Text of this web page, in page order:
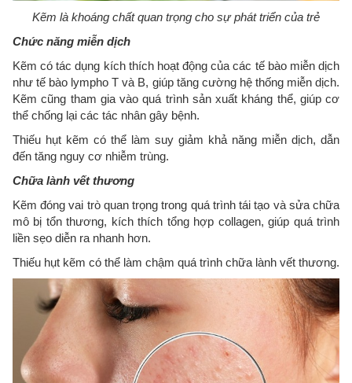
Kẽm là khoáng chất quan trọng cho sự phát triển của trẻ
Chức năng miễn dịch
Kẽm có tác dụng kích thích hoạt động của các tế bào miễn dịch
như tế bào lympho T và B, giúp tăng cường hệ thống miễn dịch.
Kẽm cũng tham gia vào quá trình sản xuất kháng thể, giúp cơ
thể chống lại các tác nhân gây bệnh.
Thiếu hụt kẽm có thể làm suy giảm khả năng miễn dịch, dẫn
đến tăng nguy cơ nhiễm trùng.
Chữa lành vết thương
Kẽm đóng vai trò quan trọng trong quá trình tái tạo và sửa chữa
mô bị tổn thương, kích thích tổng hợp collagen, giúp quá trình
liền sẹo diễn ra nhanh hơn.
Thiếu hụt kẽm có thể làm chậm quá trình chữa lành vết thương.